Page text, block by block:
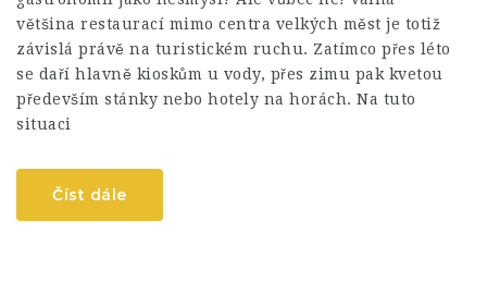
většina restaurací mimo centra velkých měst je totiž
závislá právě na turistickém ruchu. Zatímco přes léto
se daří hlavně kioskům u vody, přes zimu pak kvetou
především stánky nebo hotely na horách. Na tuto
situaci
Číst dále